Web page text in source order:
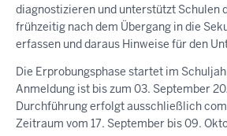
diagnostizieren und unterstützt Schulen
frühzeitig nach dem Übergang in die
erfassen und daraus Hinweise für den
Die Erprobungsphase startet im
Anmeldung ist bis zum 03. September
Durchführung erfolgt ausschließlich
Zeitraum vom 17. September bis 09.